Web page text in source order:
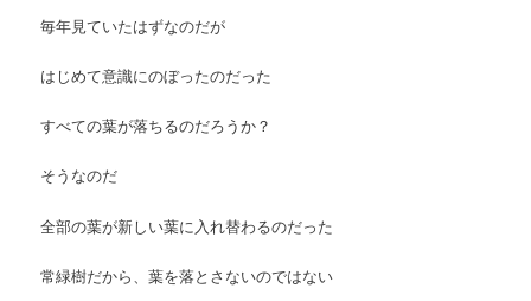
毎年見ていたはずなのだが
はじめて意識にのぼったのだった
すべての葉が落ちるのだろうか？
そうなのだ
全部の葉が新しい葉に入れ替わるのだった
常緑樹だから、葉を落とさないのではない